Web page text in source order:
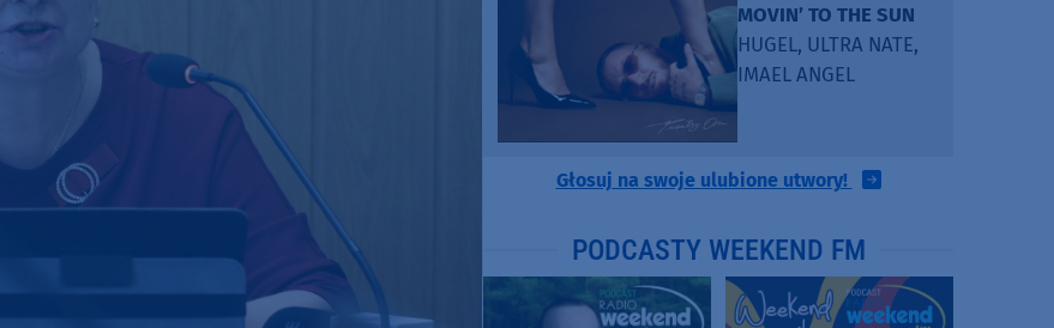
MOVIN’ TO THE SUN
HUGEL, ULTRA NATE,
IMAEL ANGEL
Głosuj na swoje ulubione utwory!
PODCASTY WEEKEND FM